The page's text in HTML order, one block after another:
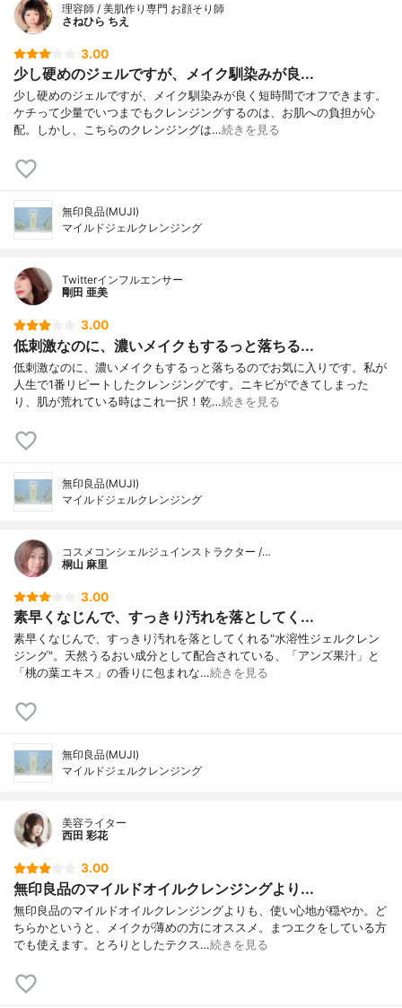
理容師 / 美肌作り専門 お顔そり師
さねひら ちえ
3.00
少し硬めのジェルですが、メイク馴染みが良...
少し硬めのジェルですが、メイク馴染みが良く短時間でオフできます。
ケチって少量でいつまでもクレンジングするのは、お肌への負担が心
配。しかし、こちらのクレンジングは…続きを見る
無印良品(MUJI)
マイルドジェルクレンジング
Twitterインフルエンサー
剛田 亜美
3.00
低刺激なのに、濃いメイクもするっと落ちる...
低刺激なのに、濃いメイクもするっと落ちるのでお気に入りです。私が
人生で1番リピートしたクレンジングです。ニキビができてしまった
り、肌が荒れている時はこれ一択！乾…続きを見る
無印良品(MUJI)
マイルドジェルクレンジング
コスメコンシェルジュインストラクター /…
桐山 麻里
3.00
素早くなじんで、すっきり汚れを落としてく...
素早くなじんで、すっきり汚れを落としてくれる"水溶性ジェルクレン
ジング"。天然うるおい成分として配合されている、「アンズ果汁」と
「桃の葉エキス」の香りに包まれな…続きを見る
無印良品(MUJI)
マイルドジェルクレンジング
美容ライター
西田 彩花
3.00
無印良品のマイルドオイルクレンジングより...
無印良品のマイルドオイルクレンジングよりも、使い心地が穏やか。ど
ちらかというと、メイクが薄めの方にオススメ。まつエクをしている方
でも使えます。とろりとしたテクス…続きを見る